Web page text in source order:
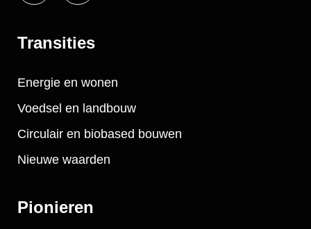
Transities
Energie en wonen
Voedsel en landbouw
Circulair en biobased bouwen
Nieuwe waarden
Pionieren